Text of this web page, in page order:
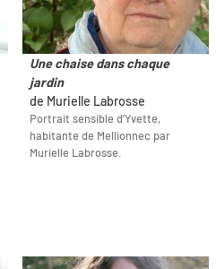
Une chaise dans chaque
jardin
de Murielle Labrosse
Portrait sensible d'Yvette,
habitante de Mellionnec par
Murielle Labrosse.